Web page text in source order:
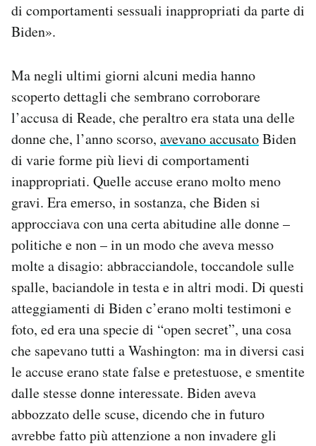
di comportamenti sessuali inappropriati da parte di
Biden».
Ma negli ultimi giorni alcuni media hanno
scoperto dettagli che sembrano corroborare
l’accusa di Reade, che peraltro era stata una delle
donne che, l’anno scorso, avevano accusatoBiden
di varie forme più lievi di comportamenti
inappropriati. Quelle accuse erano molto meno
gravi. Era emerso, in sostanza, che Biden si
approcciava con una certa abitudine alle donne –
politiche e non – in un modo che aveva messo
molte a disagio: abbracciandole, toccandole sulle
spalle, baciandole in testa e in altri modi. Di questi
atteggiamenti di Biden c’erano molti testimoni e
foto, ed era una specie di “open secret”, una cosa
che sapevano tutti a Washington: ma in diversi casi
le accuse erano state false e pretestuose, e smentite
dalle stesse donne interessate. Biden aveva
abbozzato delle scuse, dicendo che in futuro
avrebbe fatto più attenzione a non invadere gli